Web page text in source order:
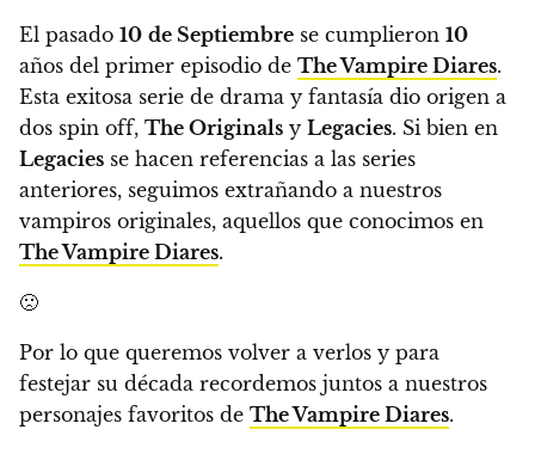
El pasado 10 de Septiembre se cumplieron 10
años del primer episodio de The Vampire Diares.
Esta exitosa serie de drama y fantasía dio origen a
dos spin off, The Originals y Legacies. Si bien en
Legacies se hacen referencias a las series
anteriores, seguimos extrañando a nuestros
vampiros originales, aquellos que conocimos en
The Vampire Diares.
🙁
Por lo que queremos volver a verlos y para
festejar su década recordemos juntos a nuestros
personajes favoritos de The Vampire Diares.